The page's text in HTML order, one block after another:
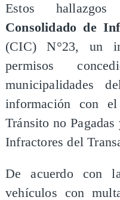
Estos
Consolidado de
(CIC) N°23, un
permisos
municipalidades
información con
Tránsito no
Infractores del
De acuerdo con
vehículos con